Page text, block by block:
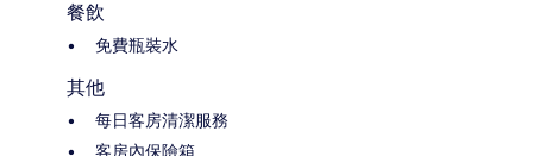
餐飲
免費瓶裝水
其他
每日客房清潔服務
客房內保險箱